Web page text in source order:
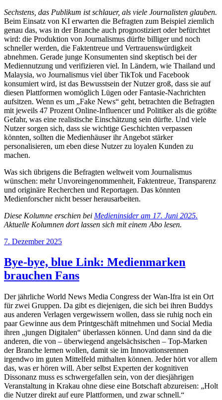
Sechstens, das Publikum ist schlauer, als viele Journalisten glauben.
Beim Einsatz von KI erwarten die Befragten zum Beispiel ziemlich
genau das, was in der Branche auch prognostiziert oder befürchtet
wird: die Produktion von Journalismus dürfte billiger und noch
schneller werden, die Faktentreue und Vertrauenswürdigkeit
abnehmen. Gerade junge Konsumenten sind skeptisch bei der
Mediennutzung und verifizieren viel. In Ländern, wie Thailand und
Malaysia, wo Journalismus viel über TikTok und Facebook
konsumiert wird, ist das Bewusstsein der Nutzer groß, dass sie auf
diesen Plattformen womöglich Lügen oder Fantasie-Nachrichten
aufsitzen. Wenn es um „Fake News“ geht, betrachten die Befragten
mit jeweils 47 Prozent Online-Influencer und Politiker als die größte
Gefahr, was eine realistische Einschätzung sein dürfte. Und viele
Nutzer sorgen sich, dass sie wichtige Geschichten verpassen
könnten, sollten die Medienhäuser ihr Angebot stärker
personalisieren, um eben diese Nutzer zu loyalen Kunden zu
machen.
Was sich übrigens die Befragten weltweit vom Journalismus
wünschen: mehr Unvoreingenommenheit, Faktentreue, Transparenz
und originäre Recherchen und Reportagen. Das könnten
Medienforscher nicht besser herausarbeiten.
Diese Kolumne erschien bei Medieninsider am 17. Juni 2025.
Aktuelle Kolumnen dort lassen sich mit einem Abo lesen.
Veröffentlicht
7. Dezember 2025
Bye-bye, blue Link: Medienmarken
brauchen Fans
Der jährliche World News Media Congress der Wan-Ifra ist ein Ort
für zwei Gruppen. Da gibt es diejenigen, die sich bei ihren Buddys
aus anderen Verlagen vergewissern wollen, dass sie ruhig noch ein
paar Gewinne aus dem Printgeschäft mitnehmen und Social Media
ihren „jungen Digitalen“ überlassen können. Und dann sind da die
anderen, die von – überwiegend angelsächsischen – Top-Marken
der Branche lernen wollen, damit sie im Innovationsrennen
irgendwo im guten Mittelfeld mithalten können. Jeder hört vor allem
das, was er hören will. Aber selbst Experten der kognitiven
Dissonanz muss es schwergefallen sein, von der diesjährigen
Veranstaltung in Krakau ohne diese eine Botschaft abzureisen: „Holt
die Nutzer direkt auf eure Plattformen, und zwar schnell.“